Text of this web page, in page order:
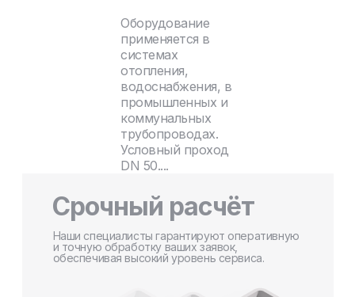
Оборудование
применяется в
системах
отопления,
водоснабжения, в
промышленных и
коммунальных
трубопроводах.
Условный проход
DN 50....
Срочный расчёт
Наши специалисты гарантируют оперативную
и точную обработку ваших заявок,
обеспечивая высокий уровень сервиса.